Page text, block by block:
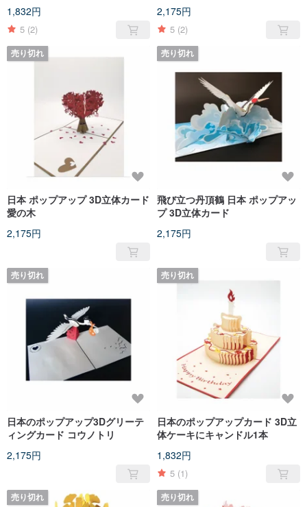
1,832円
5 (2)
2,175円
5 (2)
売り切れ
日本 ポップアップ 3D立体カード
愛の木
2,175円
売り切れ
飛び立つ丹頂鶴 日本 ポップアッ
プ 3D立体カード
2,175円
売り切れ
日本のポップアップ3Dグリーテ
ィングカード コウノトリ
2,175円
売り切れ
日本のポップアップカード 3D立
体ケーキにキャンドル1本
1,832円
5 (1)
売り切れ 売り切れ